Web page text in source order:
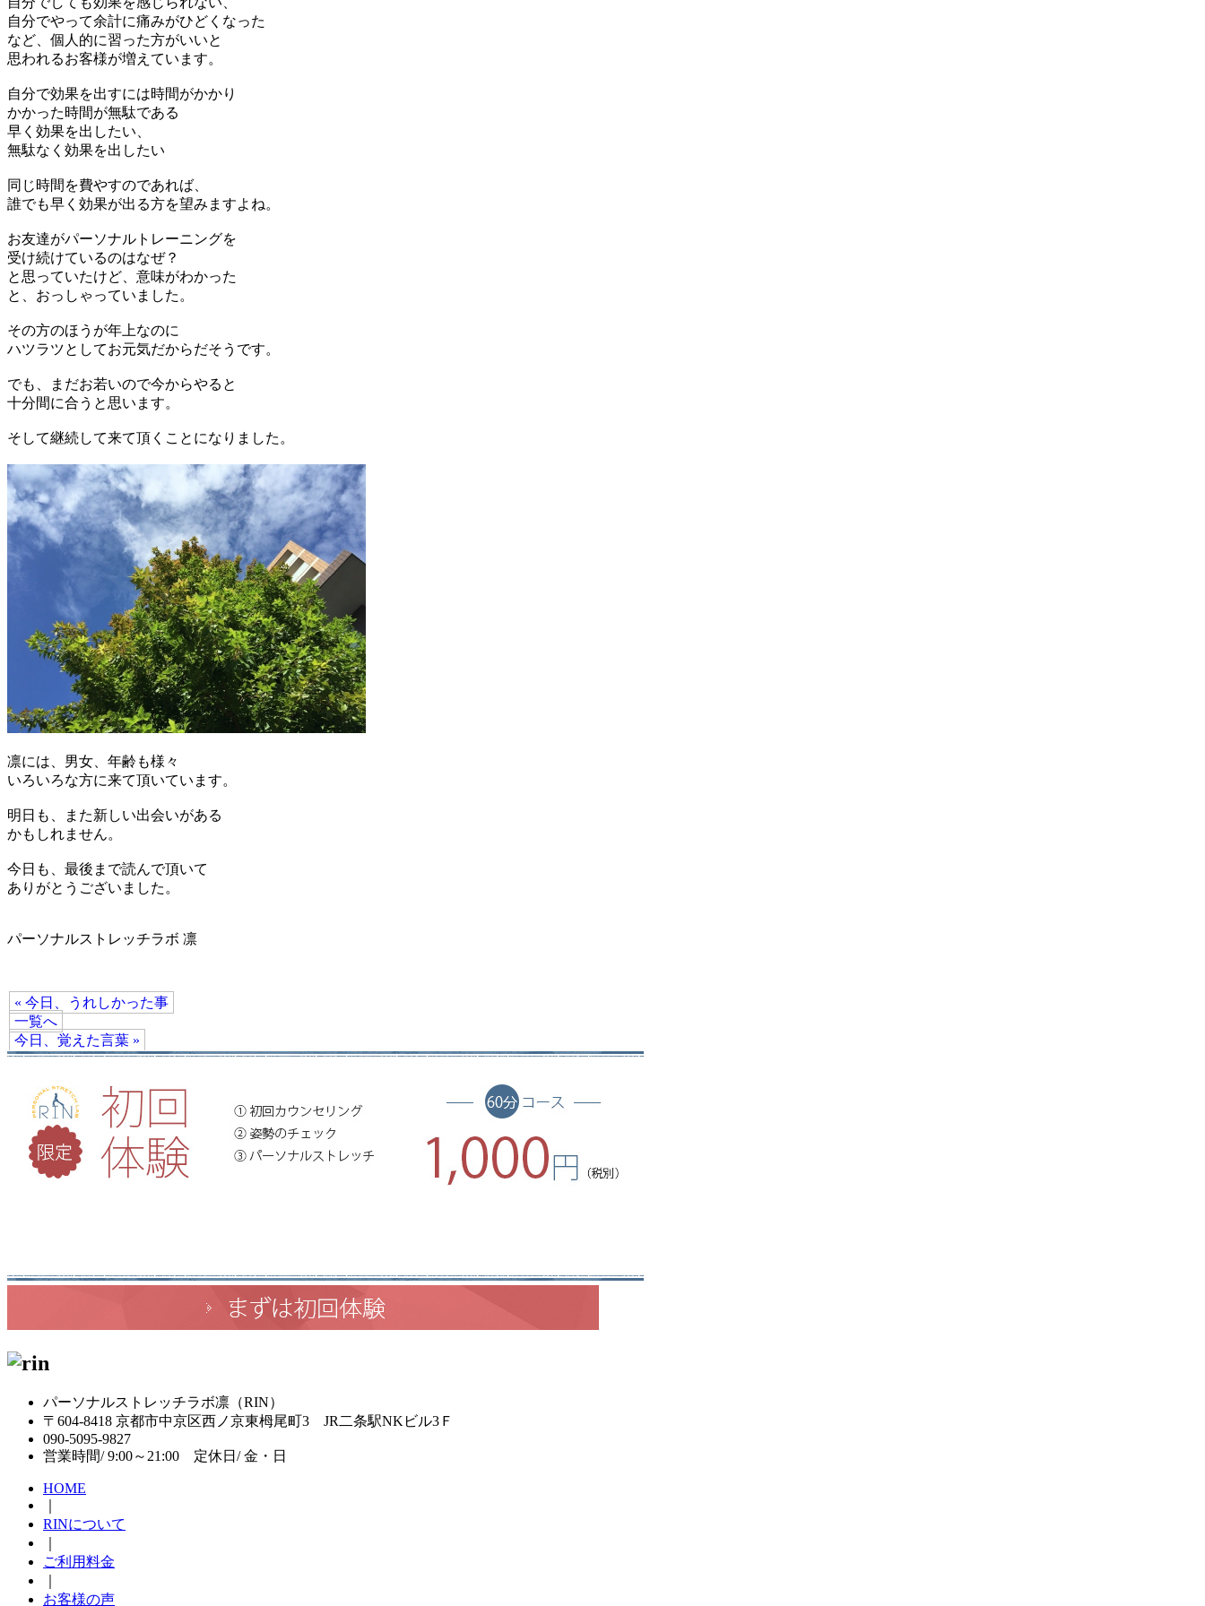
自分でやって余計に痛みがひどくなった
など、個人的に習った方がいいと
思われるお客様が増えています。
自分で効果を出すには時間がかかり
かかった時間が無駄である
早く効果を出したい、
無駄なく効果を出したい
同じ時間を費やすのであれば、
誰でも早く効果が出る方を望みますよね。
お友達がパーソナルトレーニングを
受け続けているのはなぜ？
と思っていたけど、意味がわかった
と、おっしゃっていました。
その方のほうが年上なのに
ハツラツとしてお元気だからだそうです。
でも、まだお若いので今からやると
十分間に合うと思います。
そして継続して来て頂くことになりました。
凛には、男女、年齢も様々
いろいろな方に来て頂いています。
明日も、また新しい出会いがある
かもしれません。
今日も、最後まで読んで頂いて
ありがとうございました。
パーソナルストレッチラボ 凛
« 今日、うれしかった事
一覧へ
今日、覚えた言葉 »
パーソナルストレッチラボ凛（RIN）
〒604-8418 京都市中京区西ノ京東栂尾町3 JR二条駅NKビル3Ｆ
090-5095-9827
営業時間/ 9:00～21:00 定休日/ 金・日
HOME
RINについて
ご利用料金
お客様の声